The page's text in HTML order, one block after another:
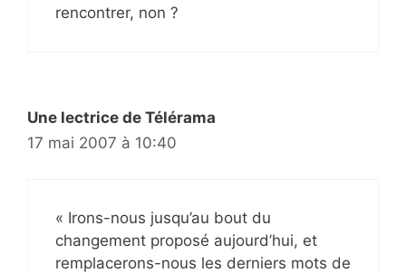
rencontrer, non ?
Une lectrice de Télérama
17 mai 2007 à 10:40
« Irons-nous jusqu’au bout du
changement proposé aujourd’hui, et
remplacerons-nous les derniers mots de